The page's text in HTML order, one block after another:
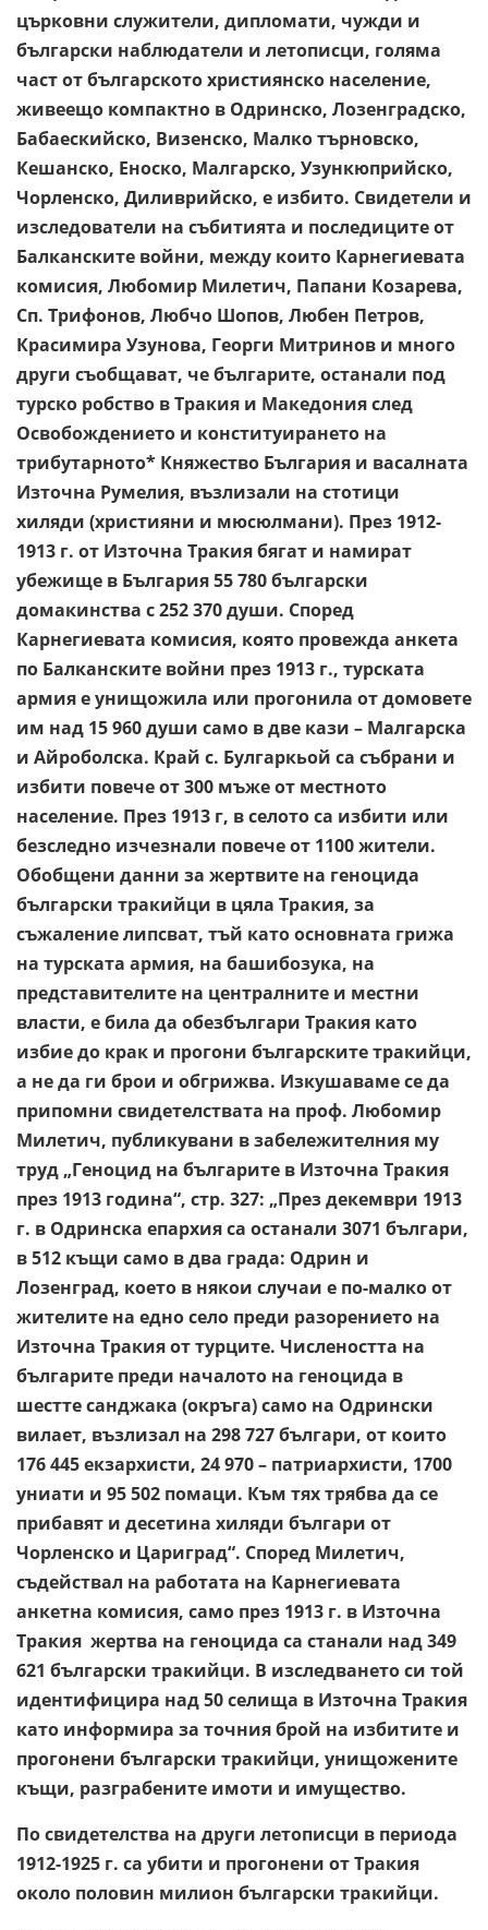
църковни служители, дипломати, чужди и
български наблюдатели и летописци, голяма
част от българското християнско население,
живеещо компактно в Одринско, Лозенградско,
Бабаескийско, Визенско, Малко търновско,
Кешанско, Еноско, Малгарско, Узункюприйско,
Чорленско, Диливрийско, е избито. Свидетели и
изследователи на събитията и последиците от
Балканските войни, между които Карнегиевата
комисия, Любомир Милетич, Папани Козарева,
Сп. Трифонов, Любчо Шопов, Любен Петров,
Красимира Узунова, Георги Митринов и много
други съобщават, че българите, останали под
турско робство в Тракия и Македония след
Освобождението и конституирането на
трибутарното* Княжество България и васалната
Източна Румелия, възлизали на стотици
хиляди (християни и мюсюлмани). През 1912-
1913 г. от Източна Тракия бягат и намират
убежище в България 55 780 български
домакинства с 252 370 души. Според
Карнегиевата комисия, която провежда анкета
по Балканските войни през 1913 г., турската
армия е унищожила или прогонила от домовете
им над 15 960 души само в две кази – Малгарска
и Айроболска. Край с. Булгаркьой са събрани и
избити повече от 300 мъже от местното
население. През 1913 г, в селото са избити или
безследно изчезнали повече от 1100 жители.
Обобщени данни за жертвите на геноцида
български тракийци в цяла Тракия, за
съжаление липсват, тъй като основната грижа
на турската армия, на башибозука, на
представителите на централните и местни
власти, е била да обезбългари Тракия като
избие до крак и прогони българските тракийци,
а не да ги брои и обгрижва. Изкушаваме се да
припомни свидетелствата на проф. Любомир
Милетич, публикувани в забележителния му
труд „Геноцид на българите в Източна Тракия
през 1913 година“, стр. 327: „През декември 1913
г. в Одринска епархия са останали 3071 българи,
в 512 къщи само в два града: Одрин и
Лозенград, което в някои случаи е по-малко от
жителите на едно село преди разорението на
Източна Тракия от турците. Числеността на
българите преди началото на геноцида в
шестте санджака (окръга) само на Одрински
вилает, възлизал на 298 727 българи, от които
176 445 екзархисти, 24 970 – патриархисти, 1700
униати и 95 502 помаци. Към тях трябва да се
прибавят и десетина хиляди българи от
Чорленско и Цариград“. Според Милетич,
съдействал на работата на Карнегиевата
анкетна комисия, само през 1913 г. в Източна
Тракия жертва на геноцида са станали над 349
621 български тракийци. В изследването си той
идентифицира над 50 селища в Източна Тракия
като информира за точния брой на избитите и
прогонени български тракийци, унищожените
къщи, разграбените имоти и имущество.
По свидетелства на други летописци в периода
1912-1925 г. са убити и прогонени от Тракия
около половин милион български тракийци.